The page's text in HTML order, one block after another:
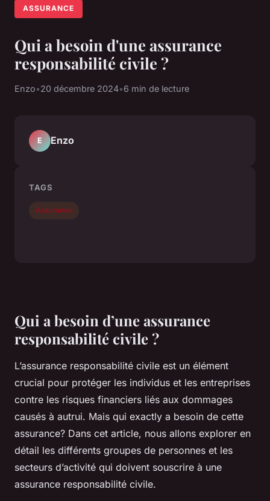
ASSURANCE
Qui a besoin d'une assurance
responsabilité civile ?
Enzo•20 décembre 2024•6 min de lecture
Qui a besoin d’une assurance
responsabilité civile ?
L’assurance responsabilité civile est un élément
crucial pour protéger les individus et les entreprises
contre les risques financiers liés aux dommages
causés à autrui. Mais qui exactly a besoin de cette
assurance? Dans cet article, nous allons explorer en
détail les différents groupes de personnes et les
secteurs d’activité qui doivent souscrire à une
assurance responsabilité civile.
E Enzo
TAGS
Assurance